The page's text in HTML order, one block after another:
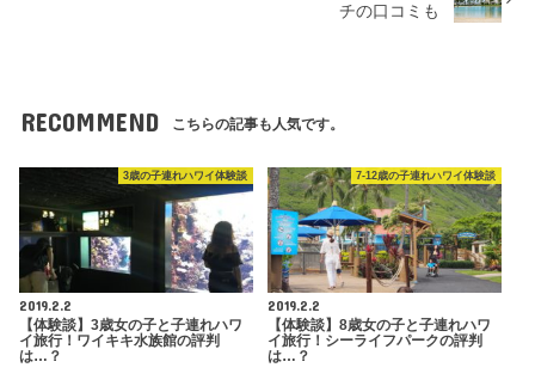
チの口コミも
RECOMMEND こちらの記事も人気です。
3歳の子連れハワイ体験談
2019.2.2
【体験談】3歳女の子と子連れハワ
イ旅行！ワイキキ水族館の評判
は…？
7-12歳の子連れハワイ体験談
2019.2.2
【体験談】8歳女の子と子連れハワ
イ旅行！シーライフパークの評判
は…？